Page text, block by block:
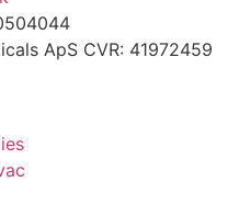
ApS CVR: 41972459